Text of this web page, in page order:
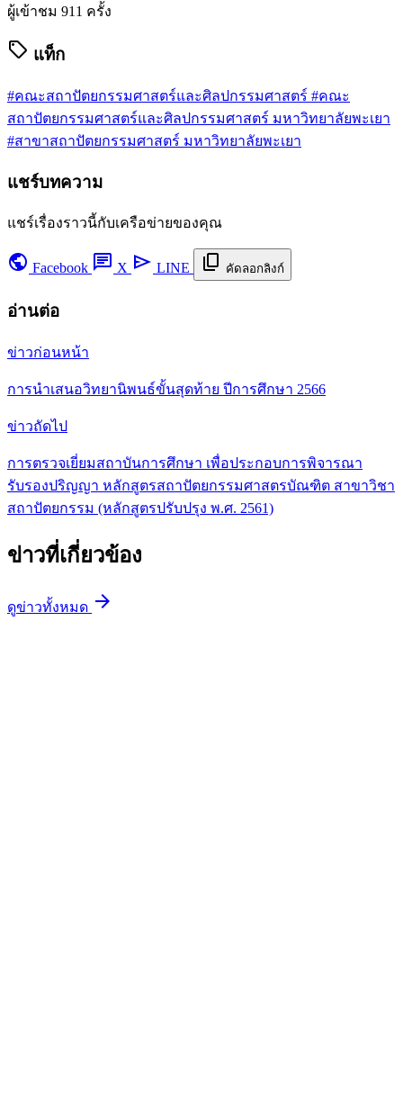
ผู้เข้าชม 911 ครั้ง
sell แท็ก
#คณะสถาปัตยกรรมศาสตร์และศิลปกรรมศาสตร์ #คณะ
สถาปัตยกรรมศาสตร์และศิลปกรรมศาสตร์ มหาวิทยาลัยพะเยา
#สาขาสถาปัตยกรรมศาสตร์ มหาวิทยาลัยพะเยา
แชร์บทความ
แชร์เรื่องราวนี้กับเครือข่ายของคุณ
public Facebook chat X send LINE content_copy คัดลอกลิงก์
อ่านต่อ
ข่าวก่อนหน้า
การนำเสนอวิทยานิพนธ์ขั้นสุดท้าย ปีการศึกษา 2566
ข่าวถัดไป
การตรวจเยี่ยมสถาบันการศึกษา เพื่อประกอบการพิจารณา
รับรองปริญญา หลักสูตรสถาปัตยกรรมศาสตรบัณฑิต สาขาวิชา
สถาปัตยกรรม (หลักสูตรปรับปรุง พ.ศ. 2561)
ข่าวที่เกี่ยวข้อง
ดูข่าวทั้งหมด arrow_forward